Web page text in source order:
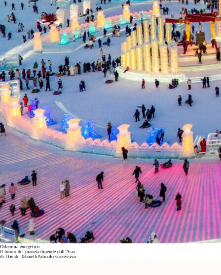
Dilemma energetico
Il futuro del pianeta dipende dall’Asia
di Davide TabarelliArticolo successivo